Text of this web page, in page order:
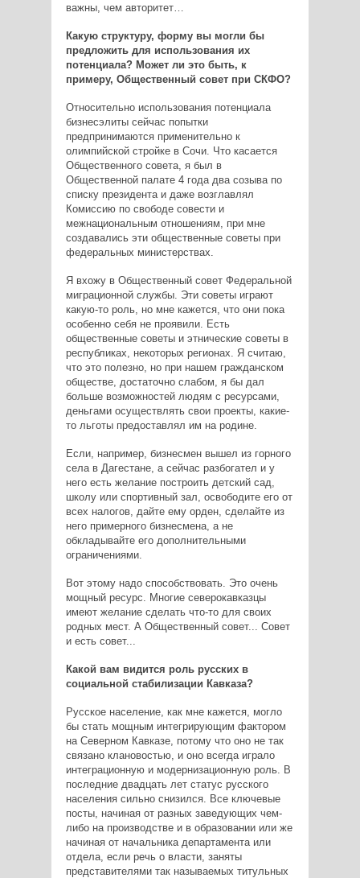
важны, чем авторитет…
Какую структуру, форму вы могли бы
предложить для использования их
потенциала? Может ли это быть, к
примеру, Общественный совет при СКФО?
Относительно использования потенциала
бизнесэлиты сейчас попытки
предпринимаются применительно к
олимпийской стройке в Сочи. Что касается
Общественного совета, я был в
Общественной палате 4 года два созыва по
списку президента и даже возглавлял
Комиссию по свободе совести и
межнациональным отношениям, при мне
создавались эти общественные советы при
федеральных министерствах.
Я вхожу в Общественный совет Федеральной
миграционной службы. Эти советы играют
какую-то роль, но мне кажется, что они пока
особенно себя не проявили. Есть
общественные советы и этнические советы в
республиках, некоторых регионах. Я считаю,
что это полезно, но при нашем гражданском
обществе, достаточно слабом, я бы дал
больше возможностей людям с ресурсами,
деньгами осуществлять свои проекты, какие-
то льготы предоставлял им на родине.
Если, например, бизнесмен вышел из горного
села в Дагестане, а сейчас разбогател и у
него есть желание построить детский сад,
школу или спортивный зал, освободите его от
всех налогов, дайте ему орден, сделайте из
него примерного бизнесмена, а не
обкладывайте его дополнительными
ограничениями.
Вот этому надо способствовать. Это очень
мощный ресурс. Многие северокавказцы
имеют желание сделать что-то для своих
родных мест. А Общественный совет... Совет
и есть совет...
Какой вам видится роль русских в
социальной стабилизации Кавказа?
Русское население, как мне кажется, могло
бы стать мощным интегрирующим фактором
на Северном Кавказе, потому что оно не так
связано клановостью, и оно всегда играло
интеграционную и модернизационную роль. В
последние двадцать лет статус русского
населения сильно снизился. Все ключевые
посты, начиная от разных заведующих чем-
либо на производстве и в образовании или же
начиная от начальника департамента или
отдела, если речь о власти, заняты
представителями так называемых титульных